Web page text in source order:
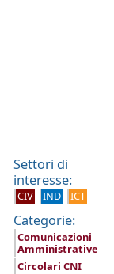
Settori di
interesse:
CIV IND ICT
Categorie:
Comunicazioni
Amministrative
Circolari CNI